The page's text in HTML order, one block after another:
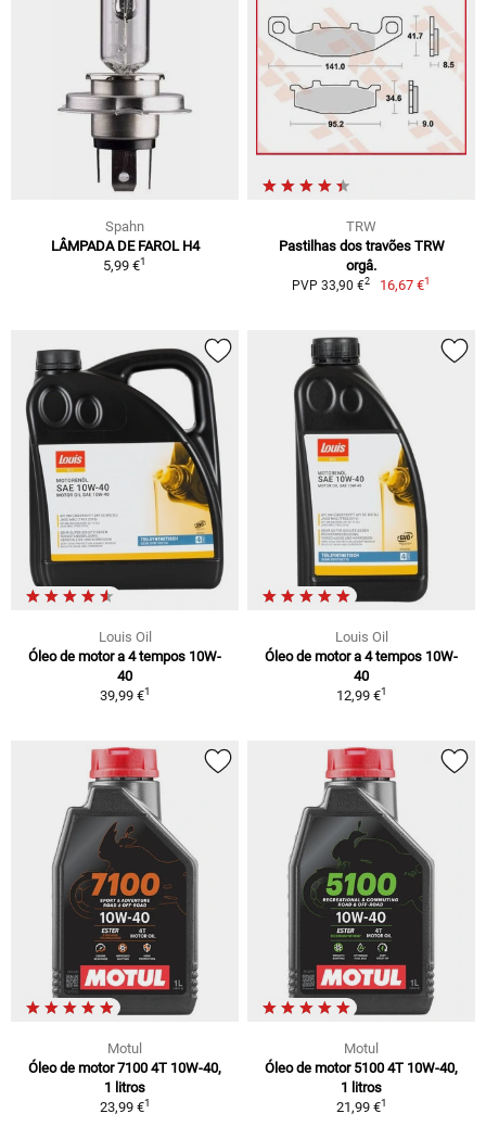
Spahn
LÂMPADA DE FAROL H4
5,99 €1
TRW
Pastilhas dos travões TRW
orgâ.
PVP 33,90 €2 16,67 €1
Louis Oil
Óleo de motor a 4 tempos 10W-
40
39,99 €1
Louis Oil
Óleo de motor a 4 tempos 10W-
40
12,99 €1
Motul
Óleo de motor 7100 4T 10W-40,
1 litros
23,99 €1
Motul
Óleo de motor 5100 4T 10W-40,
1 litros
21,99 €1